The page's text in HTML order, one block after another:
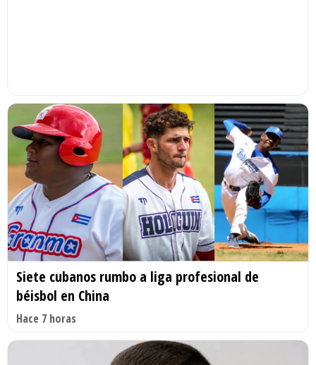
Siete cubanos rumbo a liga profesional de
béisbol en China
Hace 7 horas